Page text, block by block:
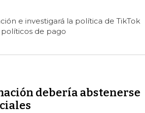
e investigará la política de TikTok
de pago
debería abstenerse